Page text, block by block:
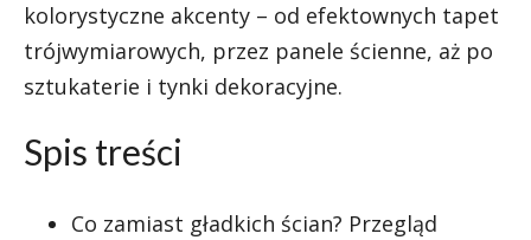
kolorystyczne akcenty – od efektownych tapet
trójwymiarowych, przez panele ścienne, aż po
sztukaterie i tynki dekoracyjne.
Spis treści
Co zamiast gładkich ścian? Przegląd